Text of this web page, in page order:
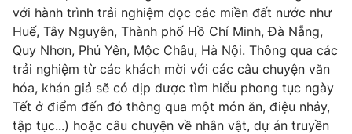
với hành trình trải nghiệm dọc các miền đất nước như
Huế, Tây Nguyên, Thành phố Hồ Chí Minh, Đà Nẵng,
Quy Nhơn, Phú Yên, Mộc Châu, Hà Nội. Thông qua các
trải nghiệm từ các khách mời với các câu chuyện văn
hóa, khán giả sẽ có dịp được tìm hiểu phong tục ngày
Tết ở điểm đến đó thông qua một món ăn, điệu nhảy,
tập tục...) hoặc câu chuyện về nhân vật, dự án truyền